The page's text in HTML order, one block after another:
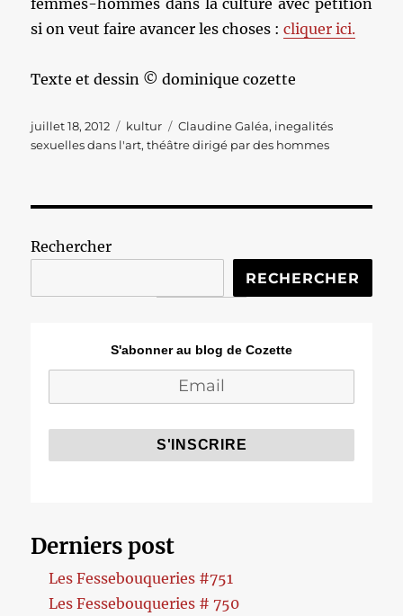
femmes-hommes dans la culture avec pétition
si on veut faire avancer les choses :cliquer ici.
Texte et dessin © dominique cozette
Publié
le
juillet 18, 2012 Catégories
kultur Étiquettes
Claudine Galéa, inegalités
sexuelles dans l'art,théâtre dirigé par des hommes
Rechercher
RECHERCHER
S'abonner au blog de Cozette
Derniers post
Les Fessebouqueries #751
Les Fessebouqueries # 750